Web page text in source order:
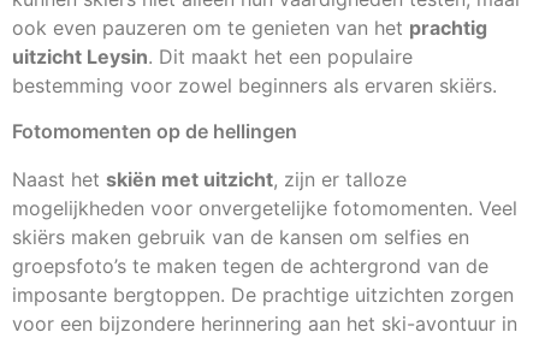
ook even pauzeren om te genieten van het prachtig
uitzicht Leysin. Dit maakt het een populaire
bestemming voor zowel beginners als ervaren skiërs.
Fotomomenten op de hellingen
Naast het skiën met uitzicht, zijn er talloze
mogelijkheden voor onvergetelijke fotomomenten. Veel
skiërs maken gebruik van de kansen om selfies en
groepsfoto’s te maken tegen de achtergrond van de
imposante bergtoppen. De prachtige uitzichten zorgen
voor een bijzondere herinnering aan het ski-avontuur in